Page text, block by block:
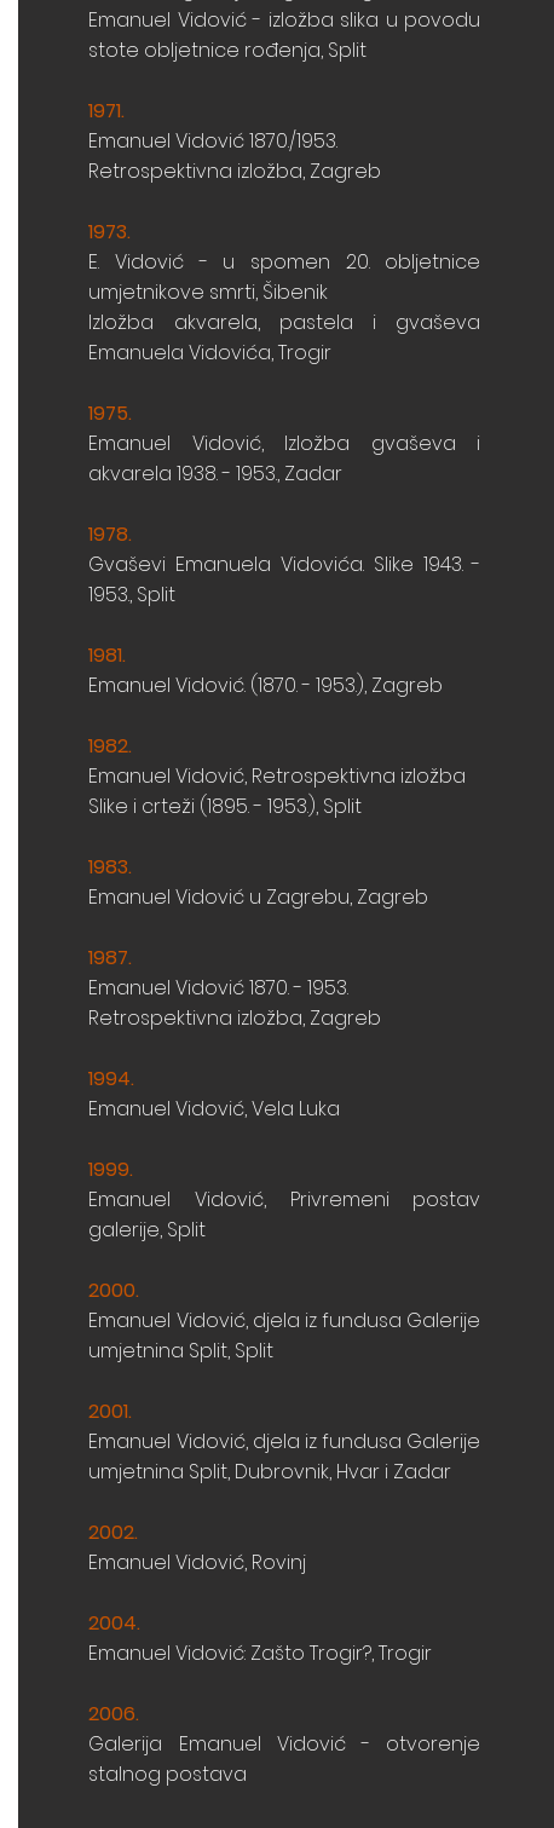
Emanuel Vidović - izložba slika u povodu
stote obljetnice rođenja, Split
1971.
Emanuel Vidović 1870./1953.
Retrospektivna izložba, Zagreb
1973.
E.Vidović - u spomen 20. obljetnice
umjetnikove smrti, Šibenik
Izložba akvarela, pastela i gvaševa
Emanuela Vidovića, Trogir
1975.
Emanuel Vidović, Izložba gvaševa i
akvarela1938. - 1953., Zadar
1978.
Gvaševi Emanuela Vidovića. Slike 1943. -
1953., Split
1981.
Emanuel Vidović. (1870. - 1953.), Zagreb
1982.
EmanuelVidović, Retrospektivna izložba
Slike i crteži (1895. - 1953.), Split
1983.
EmanuelVidović u Zagrebu, Zagreb
1987.
EmanuelVidović 1870. - 1953.
Retrospektivna izložba, Zagreb
1994.
EmanuelVidović, Vela Luka
1999.
EmanuelVidović, Privremeni postav
galerije, Split
2000.
Emanuel Vidović, djela iz fundusa Galerije
umjetnina Split, Split
2001.
Emanuel Vidović, djela iz fundusa Galerije
umjetnina Split, Dubrovnik, Hvar i Zadar
2002.
EmanuelVidović, Rovinj
2004.
EmanuelVidović: Zašto Trogir?, Trogir
2006.
Galerija Emanuel Vidović - otvorenje
stalnog postava